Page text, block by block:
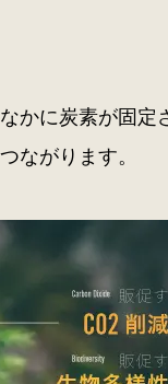
かに炭素が固定
ながります。